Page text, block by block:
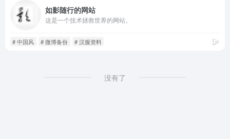
如影随行的网站
这是一个技术拯救世界的网站。
# 中国风 # 微博备份 # 汉服资料
没有了